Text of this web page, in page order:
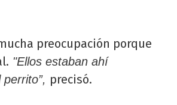
preocupación porque
"Ellos estaban ahí
precisó.